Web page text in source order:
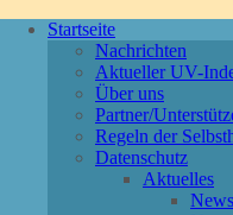
Startseite
Nachrichten
Aktueller UV-
Über uns
Partner/
Regeln der
Datenschutz
Aktuelles
News